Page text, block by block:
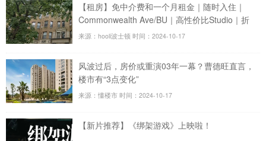
【租房】免中介费和一个月租金｜随时入住｜
Commonwealth Ave/BU｜高性价比Studio｜折
后1833包水暖
来源：hooli波士顿 时间：2024-10-17
风波过后，房价或重演03年一幕？曹德旺直言，
楼市有“3点变化”
来源：懂楼市 时间：2024-10-17
【新片推荐】《绑架游戏》上映啦！